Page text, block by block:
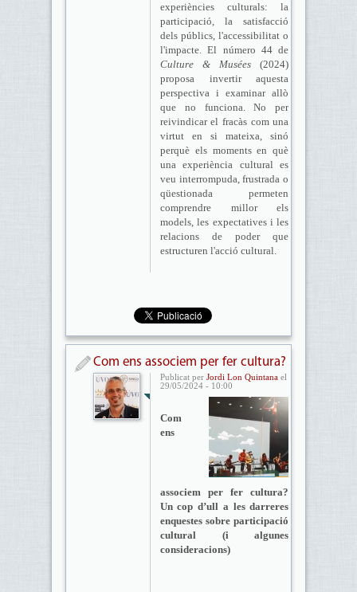
experiències culturals: la
participació, la satisfacció
dels públics, l'accessibilitat o
l'impacte. El número 44 de
Culture & Musées (2024)
proposa invertir aquesta
perspectiva i examinar allò
que no funciona. No per
reivindicar el fracàs com una
virtut en si mateixa, sinó
perquè els moments en què
una experiència cultural es
veu interrompuda, frustrada o
qüestionada permeten
comprendre millor els
models, les expectatives i les
relacions de poder que
estructuren l'acció cultural.
Com ens associem per fer cultura?
Publicat per Jordi Lon Quintanael
29/05/2024 - 10:00
Com
ens
associem per fer cultura?
Un cop d’ull a les darreres
enquestes sobre participació
cultural (i algunes
consideracions)